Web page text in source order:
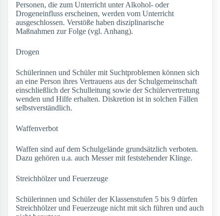
Personen, die zum Unterricht unter Alkohol- oder
Drogeneinfluss erscheinen, werden vom Unterricht
ausgeschlossen. Verstöße haben disziplinarische
Maßnahmen zur Folge (vgl. Anhang).
Drogen
Schülerinnen und Schüler mit Suchtproblemen können sich
an eine Person ihres Vertrauens aus der Schulgemeinschaft
einschließlich der Schulleitung sowie der Schülervertretung
wenden und Hilfe erhalten. Diskretion ist in solchen Fällen
selbstverständlich.
Waffenverbot
Waffen sind auf dem Schulgelände grundsätzlich verboten.
Dazu gehören u.a. auch Messer mit feststehender Klinge.
Streichhölzer und Feuerzeuge
Schülerinnen und Schüler der Klassenstufen 5 bis 9 dürfen
Streichhölzer und Feuerzeuge nicht mit sich führen und auch